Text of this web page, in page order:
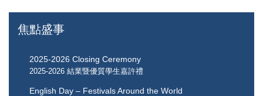
焦點盛事
2025-2026 Closing Ceremony
2025-2026 結業暨優質學生嘉許禮
English Day – Festivals Around the World